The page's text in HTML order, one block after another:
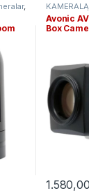
,
TV YAYIN
Avonic
Box
1.580,00